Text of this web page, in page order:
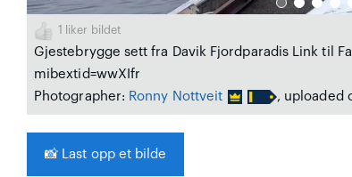
1 liker bildet
Gjestebrygge sett fra Davik Fjordparadis Link til
mibextid=wwXIfr
Photographer: Ronny Nottveit , uploaded
📸 Last opp et bilde